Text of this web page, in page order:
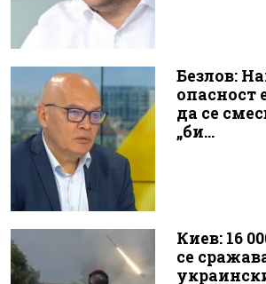
Безлов:
опасност
да се
„би...
Киев: 16
се